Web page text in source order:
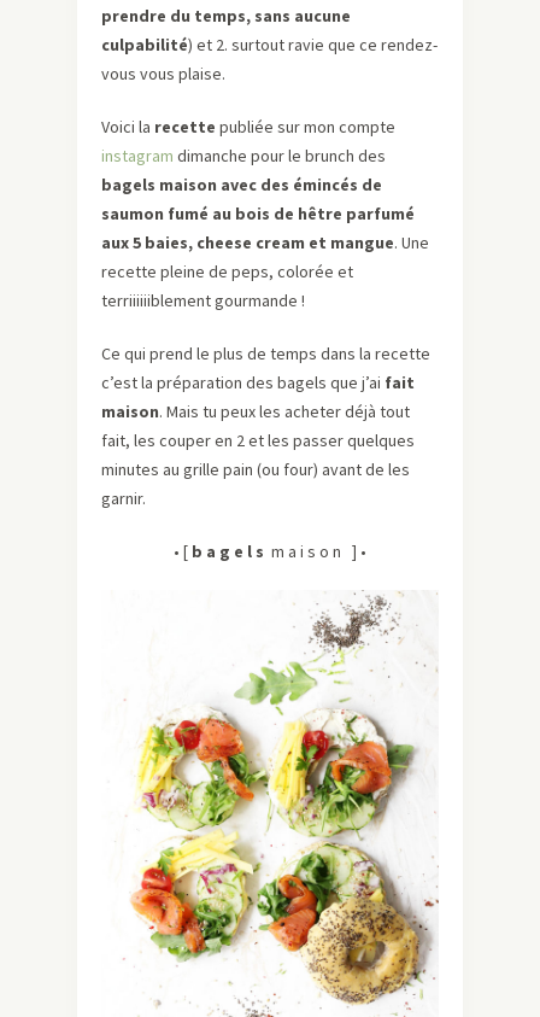
prendre du temps, sans aucune
culpabilité) et 2. surtout ravie que ce rendez-
vous vous plaise.
Voici la recette publiée sur mon compte
instagram dimanche pour le brunch des
bagels maison avec des émincés de
saumon fumé au bois de hêtre parfumé
aux 5 baies, cheese cream et mangue. Une
recette pleine de peps, colorée et
terriiiiiiblement gourmande !
Ce qui prend le plus de temps dans la recette
c’est la préparation des bagels que j’ai fait
maison. Mais tu peux les acheter déjà tout
fait, les couper en 2 et les passer quelques
minutes au grille pain (ou four) avant de les
garnir.
• [ b a g e l s m a i s o n ] •